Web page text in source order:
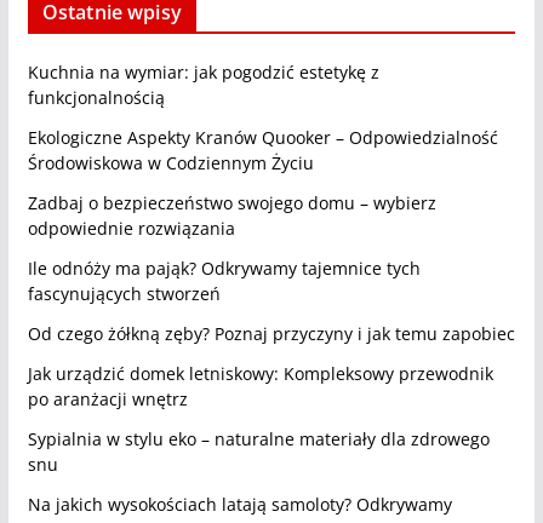
Ostatnie wpisy
Kuchnia na wymiar: jak pogodzić estetykę z
funkcjonalnością
Ekologiczne Aspekty Kranów Quooker – Odpowiedzialność
Środowiskowa w Codziennym Życiu
Zadbaj o bezpieczeństwo swojego domu – wybierz
odpowiednie rozwiązania
Ile odnóży ma pająk? Odkrywamy tajemnice tych
fascynujących stworzeń
Od czego żółkną zęby? Poznaj przyczyny i jak temu zapobiec
Jak urządzić domek letniskowy: Kompleksowy przewodnik
po aranżacji wnętrz
Sypialnia w stylu eko – naturalne materiały dla zdrowego
snu
Na jakich wysokościach latają samoloty? Odkrywamy